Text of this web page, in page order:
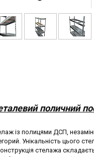
поличний
із полицями ДСП,
Унікальність цього
стелажа